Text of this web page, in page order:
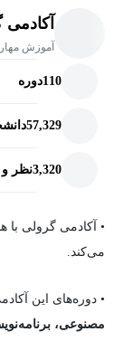
آموزش
110دوره
57,329
3,320نظر و
• آکادمی گرولی با
می‌کند.
• دوره‌های این
مصنوعی،